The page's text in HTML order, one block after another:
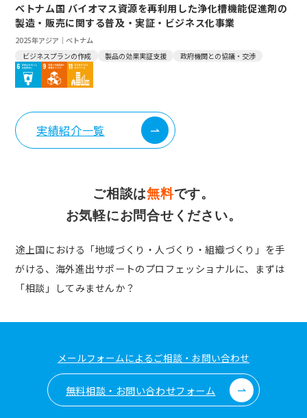
ベトナム国 バイオマス資源を再利用した浄化槽機能促進剤の
製造・販売に関する普及・実証・ビジネス化事業
2025年アジア｜ベトナム
ビジネスプランの作成
製品の効果実証支援 政府機関との協議・交渉
実績紹介一覧
ご相談は無料です。
お気軽にお問合せください。
途上国における「地域づくり・人づくり・組織づくり」を手
がける、 海外進出サポートのプロフェッショナルに、まずは
「相談」してみませんか？
メールフォームによるご相談・お問い合わせ
無料相談・お問い合わせフォーム